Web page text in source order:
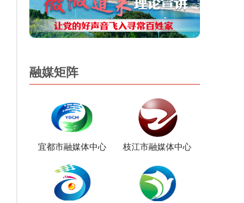
融媒矩阵
宜都市融媒体中心 枝江市融媒体中心